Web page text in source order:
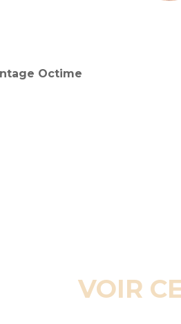
Octime
VOIR